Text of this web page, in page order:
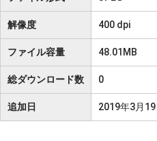
解像度 400 dpi
ファイル容量 48.01MB
総ダウンロード数 0
追加日 2019年3月19